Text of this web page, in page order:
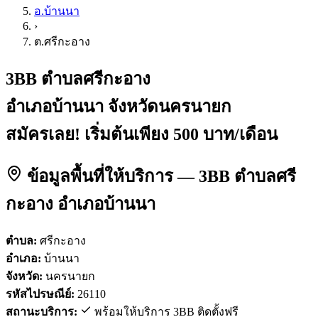
อ.บ้านนา
›
ต.ศรีกะอาง
3BB ตำบลศรีกะอาง
อำเภอบ้านนา จังหวัดนครนายก
สมัครเลย! เริ่มต้นเพียง 500 บาท/เดือน
ข้อมูลพื้นที่ให้บริการ — 3BB ตำบลศรี
กะอาง อำเภอบ้านนา
ตำบล: ศรีกะอาง
อำเภอ: บ้านนา
จังหวัด: นครนายก
รหัสไปรษณีย์: 26110
สถานะบริการ:
พร้อมให้บริการ 3BB ติดตั้งฟรี